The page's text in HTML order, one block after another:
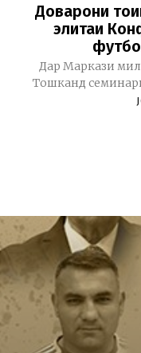
Доварони
элитаи
Дар Маркази
Тошканд